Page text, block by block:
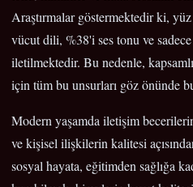
Araştırmalar göstermektedir ki,
vücut dili, %38'i ses tonu ve
iletilmektedir. Bu nedenle,
için tüm bu unsurları göz önünde
Modern yaşamda iletişim
ve kişisel ilişkilerin kalitesi
sosyal hayata, eğitimden sağlığa